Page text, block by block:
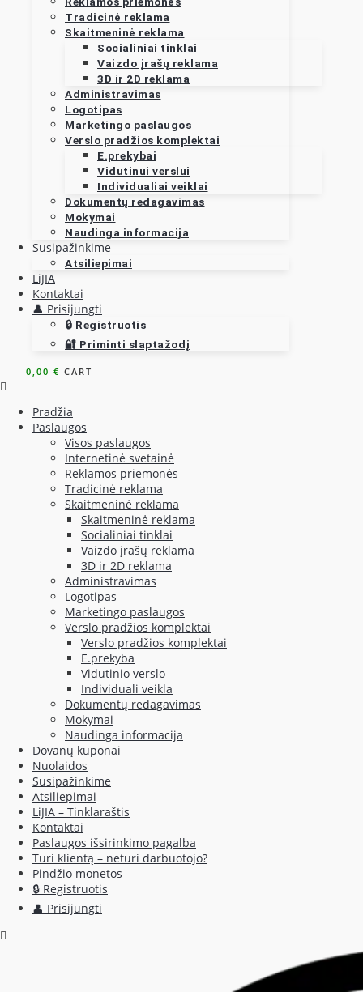
Tradicinė reklama
Skaitmeninė reklama
Socialiniai tinklai
Vaizdo įrašų reklama
3D ir 2D reklama
Administravimas
Logotipas
Marketingo paslaugos
Verslo pradžios komplektai
E.prekybai
Vidutinui verslui
Individualiai veiklai
Dokumentų redagavimas
Mokymai
Naudinga informacija
Susipažinkime
Atsiliepimai
LiJIA
Kontaktai
👤 Prisijungti
🔒 Registruotis
🔐 Priminti slaptažodį
0,00 € CART
Pradžia
Paslaugos
Visos paslaugos
Internetinė svetainė
Reklamos priemonės
Tradicinė reklama
Skaitmeninė reklama
Skaitmeninė reklama
Socialiniai tinklai
Vaizdo įrašų reklama
3D ir 2D reklama
Administravimas
Logotipas
Marketingo paslaugos
Verslo pradžios komplektai
Verslo pradžios komplektai
E.prekyba
Vidutinio verslo
Individuali veikla
Dokumentų redagavimas
Mokymai
Naudinga informacija
Dovanų kuponai
Nuolaidos
Susipažinkime
Atsiliepimai
LiJIA – Tinklaraštis
Kontaktai
Paslaugos išsirinkimo pagalba
Turi klientą – neturi darbuotojo?
Pindžio monetos
🔒 Registruotis
👤 Prisijungti